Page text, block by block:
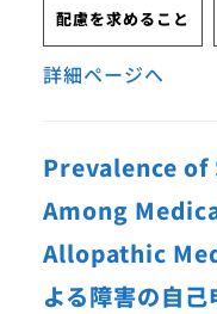
配慮を求めること
詳細ページへ
Prevalence
Among
Allopathic
よる障害の自己